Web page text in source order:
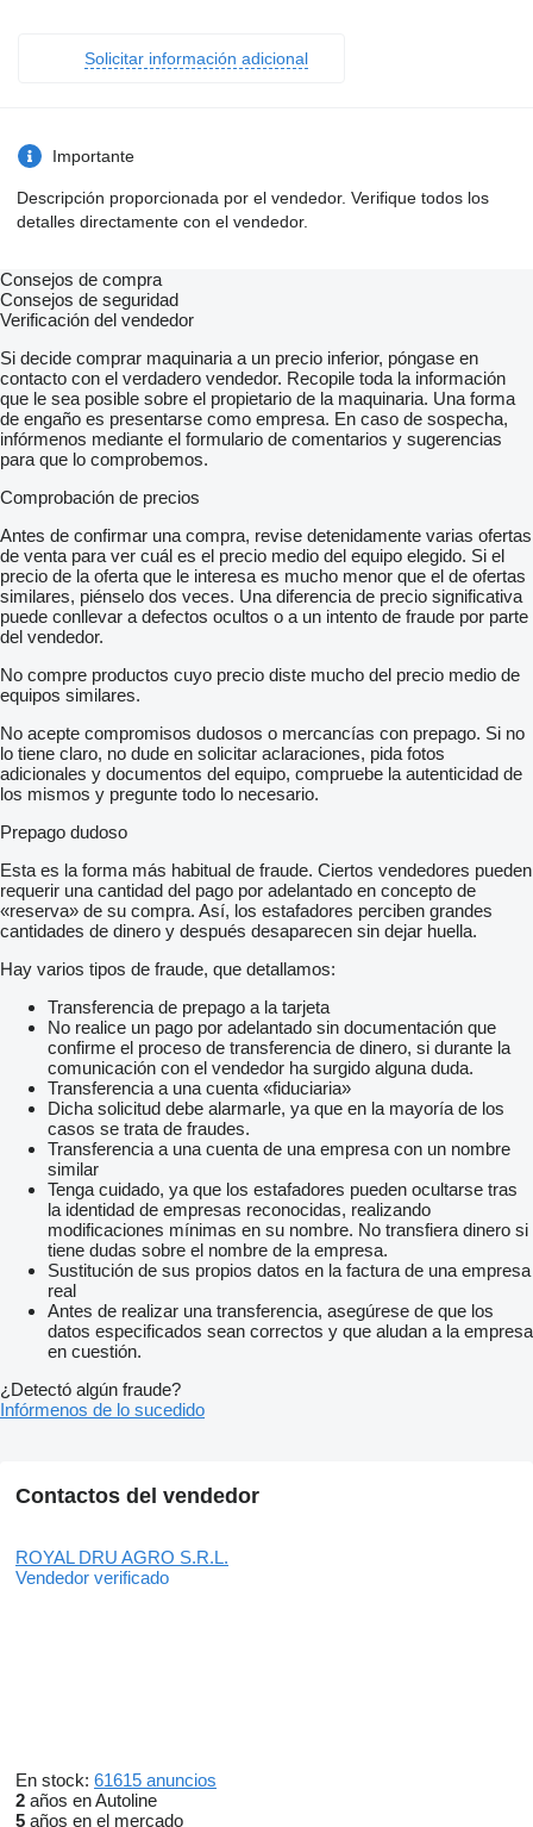
Solicitar información adicional
Importante
Descripción proporcionada por el vendedor. Verifique todos los
detalles directamente con el vendedor.
Consejos de compra
Consejos de seguridad
Verificación del vendedor
Si decide comprar maquinaria a un precio inferior, póngase en
contacto con el verdadero vendedor. Recopile toda la información
que le sea posible sobre el propietario de la maquinaria. Una forma
de engaño es presentarse como empresa. En caso de sospecha,
infórmenos mediante el formulario de comentarios y sugerencias
para que lo comprobemos.
Comprobación de precios
Antes de confirmar una compra, revise detenidamente varias ofertas
de venta para ver cuál es el precio medio del equipo elegido. Si el
precio de la oferta que le interesa es mucho menor que el de ofertas
similares, piénselo dos veces. Una diferencia de precio significativa
puede conllevar a defectos ocultos o a un intento de fraude por parte
del vendedor.
No compre productos cuyo precio diste mucho del precio medio de
equipos similares.
No acepte compromisos dudosos o mercancías con prepago. Si no
lo tiene claro, no dude en solicitar aclaraciones, pida fotos
adicionales y documentos del equipo, compruebe la autenticidad de
los mismos y pregunte todo lo necesario.
Prepago dudoso
Esta es la forma más habitual de fraude. Ciertos vendedores pueden
requerir una cantidad del pago por adelantado en concepto de
«reserva» de su compra. Así, los estafadores perciben grandes
cantidades de dinero y después desaparecen sin dejar huella.
Hay varios tipos de fraude, que detallamos:
Transferencia de prepago a la tarjeta
No realice un pago por adelantado sin documentación que
confirme el proceso de transferencia de dinero, si durante la
comunicación con el vendedor ha surgido alguna duda.
Transferencia a una cuenta «fiduciaria»
Dicha solicitud debe alarmarle, ya que en la mayoría de los
casos se trata de fraudes.
Transferencia a una cuenta de una empresa con un nombre
similar
Tenga cuidado, ya que los estafadores pueden ocultarse tras
la identidad de empresas reconocidas, realizando
modificaciones mínimas en su nombre. No transfiera dinero si
tiene dudas sobre el nombre de la empresa.
Sustitución de sus propios datos en la factura de una empresa
real
Antes de realizar una transferencia, asegúrese de que los
datos especificados sean correctos y que aludan a la empresa
en cuestión.
¿Detectó algún fraude?
Infórmenos de lo sucedido
Contactos del vendedor
ROYAL DRU AGRO S.R.L.
Vendedor verificado
En stock: 61615 anuncios
2 años en Autoline
5 años en el mercado